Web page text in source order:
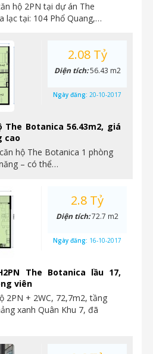
hộ 2PN tại dự án The
lạc tại: 104 Phổ Quang,…
The Botanica 56.43m2, giá
cao
hộ The Botanica 1 phòng
– có thể…
2.08 Tỷ
Diện tích:56.43 m2
Ngày đăng: 20-10-2017
The Botanica lầu 17,
viên
2PN + 2WC, 72,7m2, tầng
xanh Quân Khu 7, đã
2.8 Tỷ
Diện tích:72.7 m2
Ngày đăng: 16-10-2017